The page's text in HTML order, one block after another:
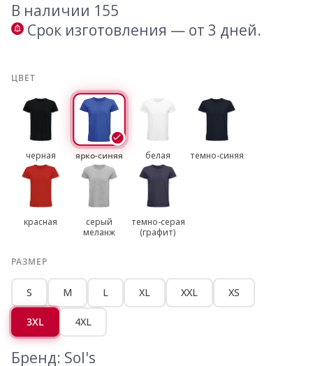
В наличии 155
Срок изготовления — от 3 дней.
ЦВЕТ
черная ярко-синяя белая темно-синяя
красная
серый
меланж
темно-серая
(графит)
РАЗМЕР
S M L XL XXL XS
3XL 4XL
Бренд: Sol's